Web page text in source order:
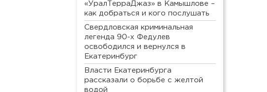
«УралТерраДжаз» в Камышлове –
как добраться и кого послушать
Свердловская криминальная
легенда 90-х Федулев
освободился и вернулся в
Екатеринбург
Власти Екатеринбурга
рассказали о борьбе с желтой
водой